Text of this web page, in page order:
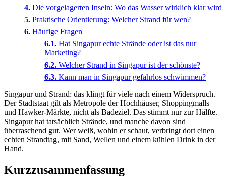
Die vorgelagerten Inseln: Wo das Wasser wirklich klar wird
Praktische Orientierung: Welcher Strand für wen?
Häufige Fragen
Hat Singapur echte Strände oder ist das nur
Marketing?
Welcher Strand in Singapur ist der schönste?
Kann man in Singapur gefahrlos schwimmen?
Singapur und Strand: das klingt für viele nach einem Widerspruch.
Der Stadtstaat gilt als Metropole der Hochhäuser, Shoppingmalls
und Hawker-Märkte, nicht als Badeziel. Das stimmt nur zur Hälfte.
Singapur hat tatsächlich Strände, und manche davon sind
überraschend gut. Wer weiß, wohin er schaut, verbringt dort einen
echten Strandtag, mit Sand, Wellen und einem kühlen Drink in der
Hand.
Kurzzusammenfassung